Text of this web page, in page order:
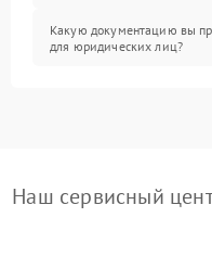
Какую документацию вы
для юридических лиц?
Наш сервисный